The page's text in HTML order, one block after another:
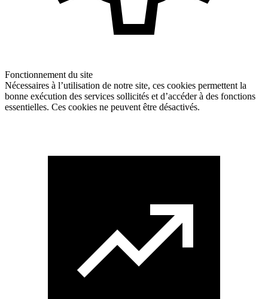
Fonctionnement du site
Nécessaires à l’utilisation de notre site, ces cookies permettent la
bonne exécution des services sollicités et d’accéder à des fonctions
essentielles. Ces cookies ne peuvent être désactivés.